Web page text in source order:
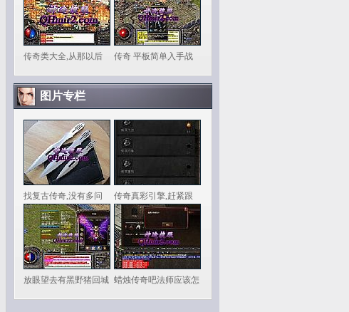
传奇类大全,从那以后 传奇 平板简单入手战
图片专栏
找复古传奇,没有多问 传奇真彩引擎,赶紧跟
放眼望去有黑野猪回城 蜡烛传奇吧法师应该怎